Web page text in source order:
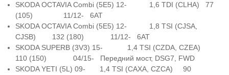
SKODA OCTAVIA Combi (5E5) 12- 1,6 TDI (CLHA) 77
(105) 11/12- 6AT
SKODA OCTAVIA Combi (5E5) 12- 1,8 TSI (CJSA,
CJSB) 132 (180) 11/12- 6AT
SKODA SUPERB (3V3) 15- 1,4 TSI (CZDA, CZEA)
110 (150) 04/15- Передний мост, DSG7, FWD
SKODA YETI (5L) 09- 1,4 TSI (CAXA, CZCA) 90